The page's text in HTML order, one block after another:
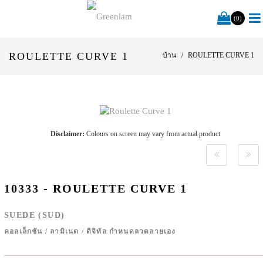
(0)
ROULETTE CURVE 1 บ้าน ROULETTE CURVE 1
Disclaimer: Colours on screen may vary from actual product
10333 - ROULETTE CURVE 1
SUEDE (SUD)
คอลเล็กชัน / ลามิเนต / ดิจิทัล กำหนดลวดลายเอง